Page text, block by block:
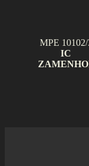
MPE 10102/
IC